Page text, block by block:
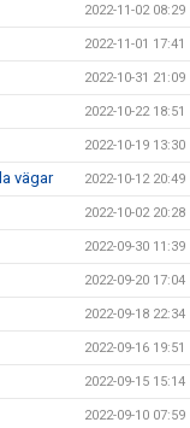
2022-11-02 08:29
2022-11-01 17:41
2022-10-31 21:09
2022-10-22 18:51
2022-10-19 13:30
vägar 2022-10-12 20:49
2022-10-02 20:28
2022-09-30 11:39
2022-09-20 17:04
2022-09-18 22:34
2022-09-16 19:51
2022-09-15 15:14
2022-09-10 07:59